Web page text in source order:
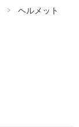
ヘルメット